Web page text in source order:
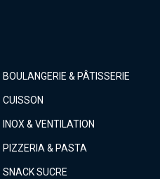
BOULANGERIE & PÂTISSERIE
CUISSON
INOX & VENTILATION
PIZZERIA & PASTA
SNACK SUCRE